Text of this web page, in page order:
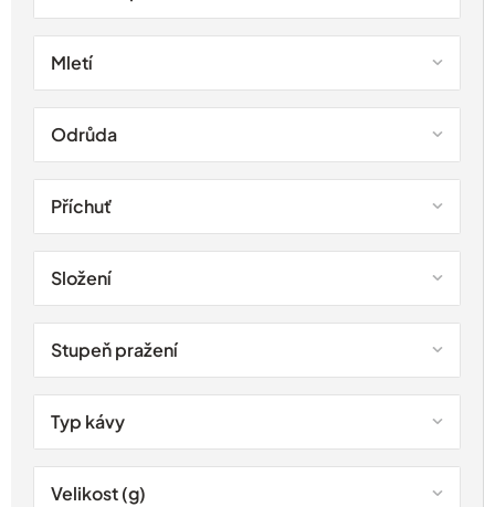
Mletí
Odrůda
Příchuť
Složení
Stupeň pražení
Typ kávy
Velikost (g)